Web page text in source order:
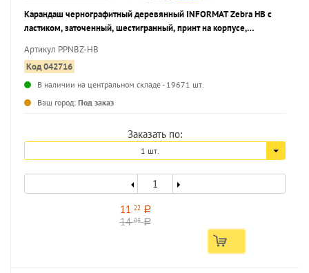
Карандаш чернографитный деревянный INFORMAT Zebra НВ с
ластиком, заточенный, шестигранный, принт на корпусе,
Артикул PPNBZ-HB
Код 042716
В наличии на центральном складе - 19671 шт.
Ваш город: Под заказ
Заказать по:
1 шт.
11 22 a
1403 a